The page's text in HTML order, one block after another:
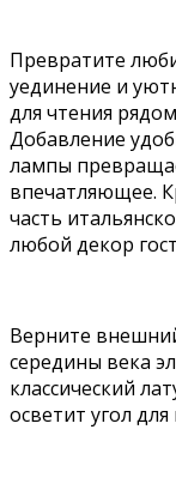
Превратите
уединение и
для чтения
Добавление
лампы
впечатляющее.
часть
любой декор
Верните
середины века
классический
осветит угол